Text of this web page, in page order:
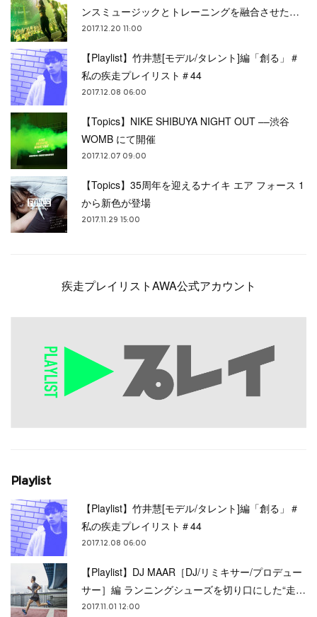
ンスミュージックとトレーニングを融合させた…
2017.12.20 11:00
【Playlist】竹井慧[モデル/タレント]編「創る」＃
私の疾走プレイリスト＃44
2017.12.08 06:00
【Topics】NIKE SHIBUYA NIGHT OUT ––渋谷
WOMB にて開催
2017.12.07 09:00
【Topics】35周年を迎えるナイキ エア フォース 1
から新色が登場
2017.11.29 15:00
疾走プレイリストAWA公式アカウント
Playlist
【Playlist】竹井慧[モデル/タレント]編「創る」＃
私の疾走プレイリスト＃44
2017.12.08 06:00
【Playlist】DJ MAAR［DJ/リミキサー/プロデュー
サー］編 ランニングシューズを切り口にした“走…
2017.11.01 12:00